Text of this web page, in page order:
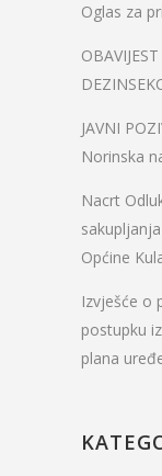
Oglas za
JAVNI
Norinska
Nacrt
Općine
Izvješće o
postupku
plana